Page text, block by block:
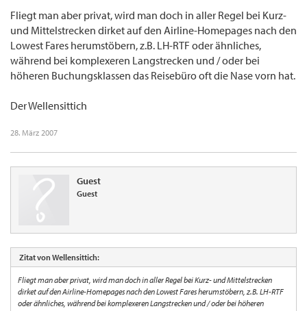
Fliegt man aber privat, wird man doch in aller Regel bei Kurz-
und Mittelstrecken dirket auf den Airline-Homepages nach den
Lowest Fares herumstöbern, z.B. LH-RTF oder ähnliches,
während bei komplexeren Langstrecken und / oder bei
höheren Buchungsklassen das Reisebüro oft die Nase vorn hat.
Der Wellensittich
28. März 2007
Guest
Guest
Zitat von Wellensittich:
Fliegt man aber privat, wird man doch in aller Regel bei Kurz- und Mittelstrecken
dirket auf den Airline-Homepages nach den Lowest Fares herumstöbern, z.B. LH-RTF
oder ähnliches, während bei komplexeren Langstrecken und / oder bei höheren